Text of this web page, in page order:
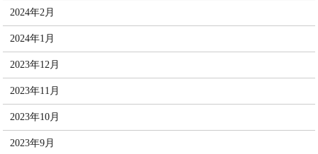
2024年2月
2024年1月
2023年12月
2023年11月
2023年10月
2023年9月